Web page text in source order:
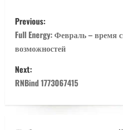
P
o
s
t
n
Previous:
Full Energy: Февраль –
возможностей
Next:
RNBind 1773067415